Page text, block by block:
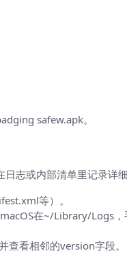
safew.apk。
志或内部清单里记录详
等）。
在~/Library/Logs
看相邻的version字段。